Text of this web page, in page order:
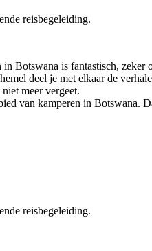
reisbegeleiding.
Botswana is fantastisch,
deel je met elkaar de
meer vergeet.
van kamperen in Botswana.
reisbegeleiding.